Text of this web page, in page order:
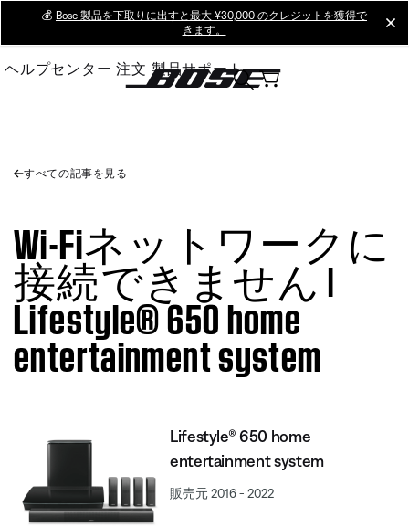
Main
💰 Bose 製品を下取りに出すと最大 ¥30,000 のクレジットを獲得で
きます。
ヘルプセンター 注文 製品サポート
すべての記事を見る
Wi-Fiネットワークに
接続できません |
Lifestyle® 650 home
entertainment system
Lifestyle® 650 home
entertainment system
販売元 2016 - 2022